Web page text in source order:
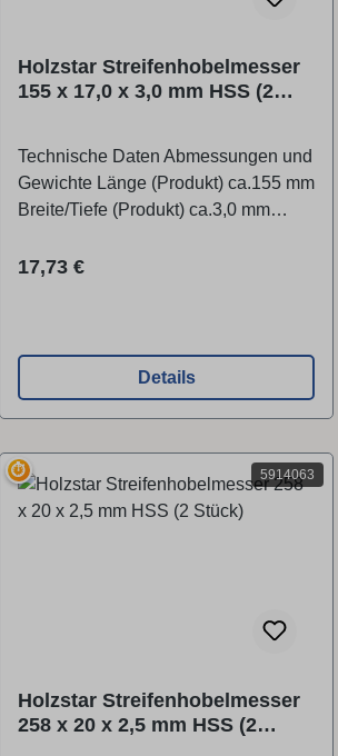
Holzstar Streifenhobelmesser
155 x 17,0 x 3,0 mm HSS (2
Technische Daten Abmessungen und
Gewichte Länge (Produkt) ca.155 mm
Breite/Tiefe (Produkt) ca.3,0 mm
Regulärer Preis:
17,73 €
Details
5914063
⏱
Holzstar Streifenhobelmesser
258 x 20 x 2,5 mm HSS (2